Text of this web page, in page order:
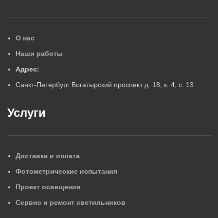
О нас
Наши работы
Адрес:
Санкт-Петербург Богатырский проспект д. 18, к. 4, с. 13
Услуги
Доставка и оплата
Фотометрические испытания
Проект освещения
Сервис и ремонт светильников